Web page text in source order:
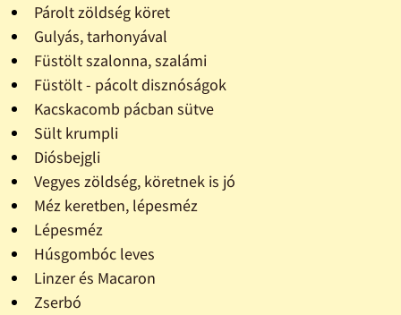
Párolt zöldség köret
Gulyás, tarhonyával
Füstölt szalonna, szalámi
Füstölt - pácolt disznóságok
Kacskacomb pácban sütve
Sült krumpli
Diósbejgli
Vegyes zöldség, köretnek is jó
Méz keretben, lépesméz
Lépesméz
Húsgombóc leves
Linzer és Macaron
Zserbó